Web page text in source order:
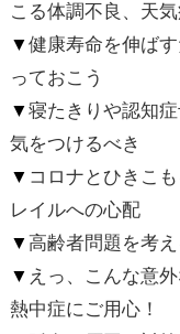
こる体調不良、天
▼健康寿命を伸ば
っておこう
▼寝たきりや認知
気をつけるべき
▼ コロナとひきこ
レイルへの心配
▼ 高齢者問題を考
▼ えっ、こんな意
熱中症にご用心！